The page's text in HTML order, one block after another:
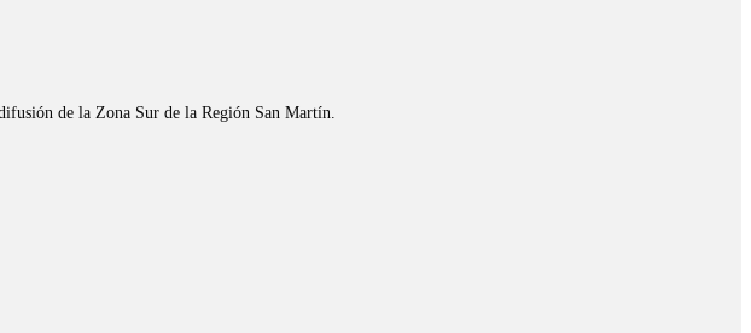
de la Zona Sur de la Región San Martín.